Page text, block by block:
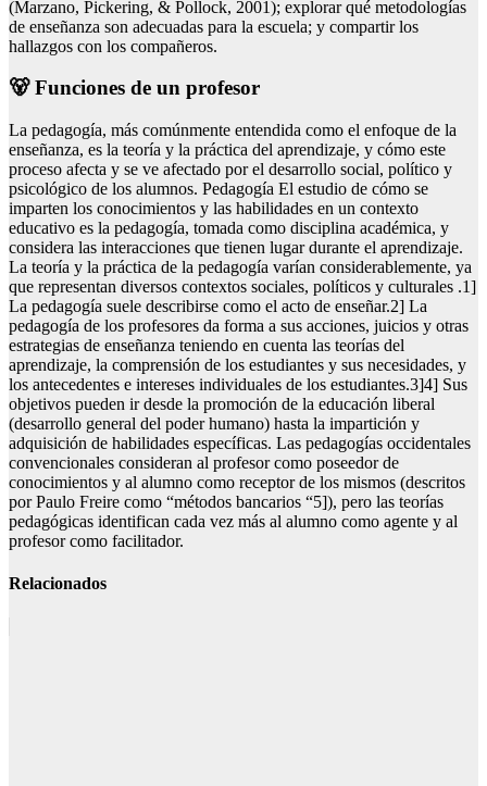
(Marzano, Pickering, & Pollock, 2001); explorar qué metodologías
de enseñanza son adecuadas para la escuela; y compartir los
hallazgos con los compañeros.
🐻 Funciones de un profesor
La pedagogía, más comúnmente entendida como el enfoque de la
enseñanza, es la teoría y la práctica del aprendizaje, y cómo este
proceso afecta y se ve afectado por el desarrollo social, político y
psicológico de los alumnos. Pedagogía El estudio de cómo se
imparten los conocimientos y las habilidades en un contexto
educativo es la pedagogía, tomada como disciplina académica, y
considera las interacciones que tienen lugar durante el aprendizaje.
La teoría y la práctica de la pedagogía varían considerablemente, ya
que representan diversos contextos sociales, políticos y culturales .1]
La pedagogía suele describirse como el acto de enseñar.2] La
pedagogía de los profesores da forma a sus acciones, juicios y otras
estrategias de enseñanza teniendo en cuenta las teorías del
aprendizaje, la comprensión de los estudiantes y sus necesidades, y
los antecedentes e intereses individuales de los estudiantes.3]4] Sus
objetivos pueden ir desde la promoción de la educación liberal
(desarrollo general del poder humano) hasta la impartición y
adquisición de habilidades específicas. Las pedagogías occidentales
convencionales consideran al profesor como poseedor de
conocimientos y al alumno como receptor de los mismos (descritos
por Paulo Freire como “métodos bancarios “5]), pero las teorías
pedagógicas identifican cada vez más al alumno como agente y al
profesor como facilitador.
Relacionados